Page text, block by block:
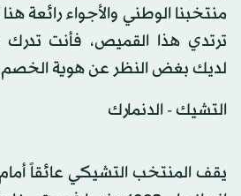
منتخبنا الوطني والأجواء رائعة
ترتدي هذا القميص، فأنت
لديك بغض النظر عن هوية
التشيك - الدنمارك
يقف المنتخب التشيكي عائقاً أمام